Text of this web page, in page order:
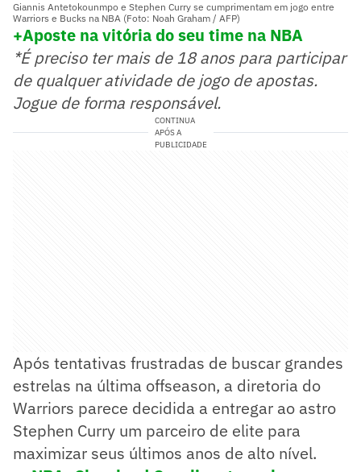
Giannis Antetokounmpo e Stephen Curry se cumprimentam em jogo entre
Warriors e Bucks na NBA (Foto: Noah Graham / AFP)
+Aposte na vitória do seu time na NBA
*É preciso ter mais de 18 anos para participar
de qualquer atividade de jogo de apostas.
Jogue de forma responsável.
CONTINUA
APÓS A
PUBLICIDADE
Após tentativas frustradas de buscar grandes
estrelas na última offseason, a diretoria do
Warriors parece decidida a entregar ao astro
Stephen Curry um parceiro de elite para
maximizar seus últimos anos de alto nível.